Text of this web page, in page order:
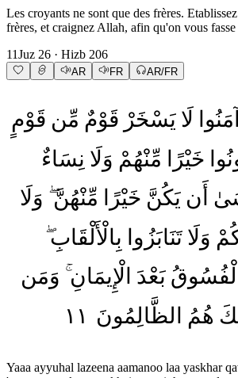
Les croyants ne sont que des frères.
frères, et craignez Allah, afin qu'on vous
11Juz 26 · Hizb 206
AR FR AR/FR
آمَنُوا لَا يَسْخَرْ قَوْمٌ مِّن قَوْمٍ
خَيْرًا مِّنْهُمْ وَلَا نِسَاءٌ
أَن يَكُنَّ خَيْرًا مِّنْهُنَّ وَلَا
وَلَا تَنَابَزُوا بِالْأَلْقَابِ
الْفُسُوقُ بَعْدَ الْإِيمَانِ وَمَن
هُمُ الظَّالِمُونَ ١١
Yaaa ayyuhal lazeena aamanoo laa yaskhar